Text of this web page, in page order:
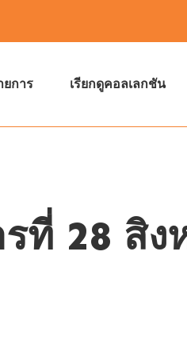
ยการ เรียกดูคอลเลกชัน
ที่ 28 สิง